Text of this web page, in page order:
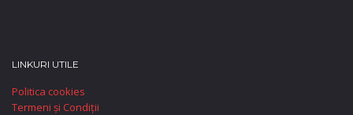
LINKURI UTILE
Politica cookies
Termeni și Condiții